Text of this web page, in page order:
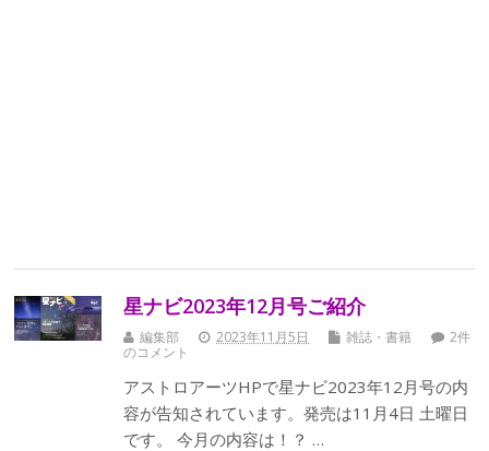
星ナビ2023年12月号ご紹介
編集部 2023年11月5日 雑誌・書籍
2件
のコメント
アストロアーツHPで星ナビ2023年12月号の内
容が告知されています。発売は11月4日 土曜日
です。 今月の内容は！？ …